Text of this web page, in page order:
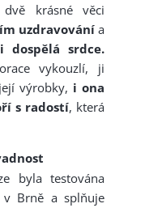
krásné věci
uzdravovánía
dospělá srdce.
vykouzlí, ji
výrobky, i ona
s radostí, která
byla testována
v Brně a splňuje